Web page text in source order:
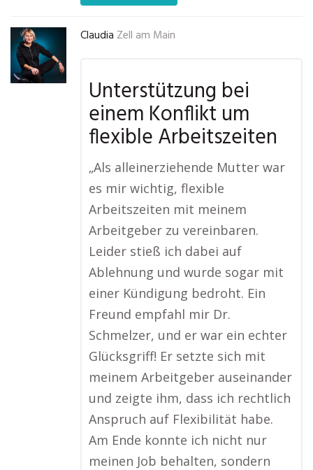
Claudia Zell am Main
Unterstützung bei
einem Konflikt um
flexible Arbeitszeiten
„Als alleinerziehende Mutter war
es mir wichtig, flexible
Arbeitszeiten mit meinem
Arbeitgeber zu vereinbaren.
Leider stieß ich dabei auf
Ablehnung und wurde sogar mit
einer Kündigung bedroht. Ein
Freund empfahl mir Dr.
Schmelzer, und er war ein echter
Glücksgriff! Er setzte sich mit
meinem Arbeitgeber auseinander
und zeigte ihm, dass ich rechtlich
Anspruch auf Flexibilität habe.
Am Ende konnte ich nicht nur
meinen Job behalten, sondern